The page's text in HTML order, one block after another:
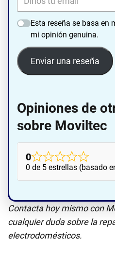
Esta reseña se basa en
mi opinión genuina.
Enviar una reseña
Opiniones de
sobre Moviltec
0
0 de 5 estrellas (basado
Contacta hoy mismo con
cualquier duda sobre la
electrodomésticos.